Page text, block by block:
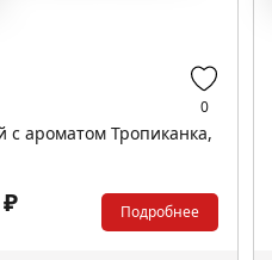
0
с ароматом Тропиканка,
Подробнее